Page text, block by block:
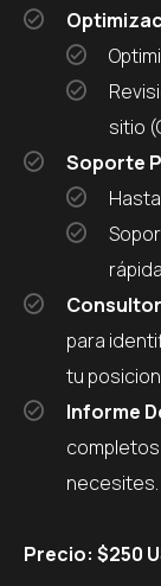
Revisión y mejora continua de la velocidad del
sitio
Soporte
Soporte de emergencia con respuesta
para
tu
Informe
necesites.
Precio: $250